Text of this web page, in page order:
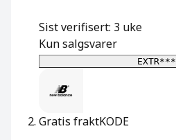
Sist verifisert: 3 uke
Kun salgsvarer
EXTR***
Gratis fraktKODE